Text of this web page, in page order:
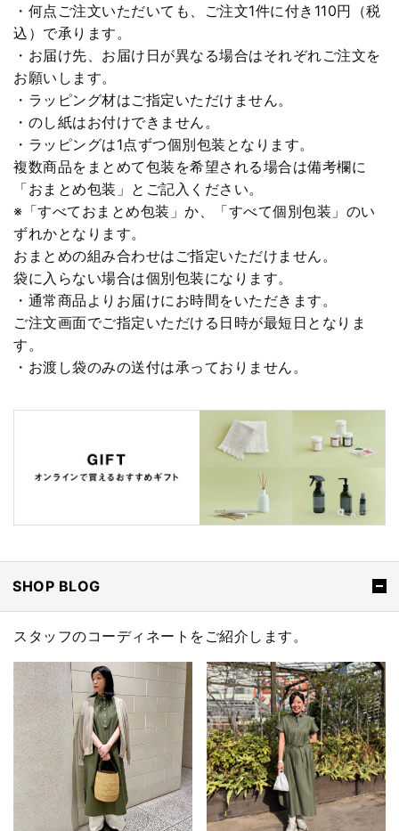
・何点ご注文いただいても、ご注文1件に付き110円（税
込）で承ります。
・お届け先、お届け日が異なる場合はそれぞれご注文を
お願いします。
・ラッピング材はご指定いただけません。
・のし紙はお付けできません。
・ラッピングは1点ずつ個別包装となります。
複数商品をまとめて包装を希望される場合は備考欄に
「おまとめ包装」とご記入ください。
※「すべておまとめ包装」か、「すべて個別包装」のい
ずれかとなります。
おまとめの組み合わせはご指定いただけません。
袋に入らない場合は個別包装になります。
・通常商品よりお届けにお時間をいただきます。
ご注文画面でご指定いただける日時が最短日となりま
す。
・お渡し袋のみの送付は承っておりません。
SHOP BLOG
スタッフのコーディネートをご紹介します。